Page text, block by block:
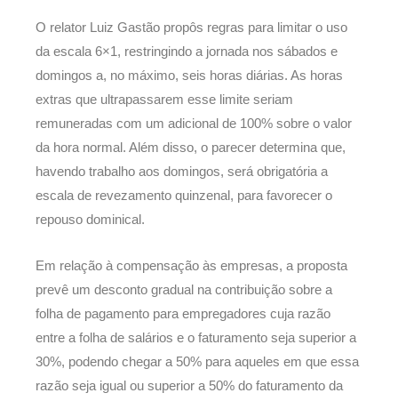
O relator Luiz Gastão propôs regras para limitar o uso
da escala 6×1, restringindo a jornada nos sábados e
domingos a, no máximo, seis horas diárias. As horas
extras que ultrapassarem esse limite seriam
remuneradas com um adicional de 100% sobre o valor
da hora normal. Além disso, o parecer determina que,
havendo trabalho aos domingos, será obrigatória a
escala de revezamento quinzenal, para favorecer o
repouso dominical.
Em relação à compensação às empresas, a proposta
prevê um desconto gradual na contribuição sobre a
folha de pagamento para empregadores cuja razão
entre a folha de salários e o faturamento seja superior a
30%, podendo chegar a 50% para aqueles em que essa
razão seja igual ou superior a 50% do faturamento da